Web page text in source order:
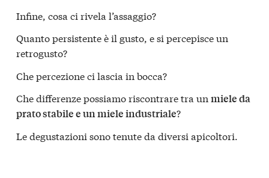
Infine, cosa ci rivela l’assaggio?
Quanto persistente è il gusto, e si percepisce un
retrogusto?
Che percezione ci lascia in bocca?
Che differenze possiamo riscontrare tra un miele da
prato stabile e un miele industriale?
Le degustazioni sono tenute da diversi apicoltori.